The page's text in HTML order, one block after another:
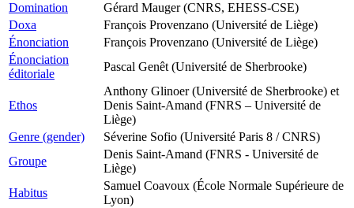
Domination
Gérard Mauger (CNRS, EHESS-CSE)
Doxa
François Provenzano (Université de Liège)
Énonciation
François Provenzano (Université de Liège)
Énonciation
éditoriale
Pascal Genêt (Université de Sherbrooke)
Ethos
Anthony Glinoer (Université de Sherbrooke) et
Denis Saint-Amand (FNRS – Université de
Liège)
Genre (gender)
Séverine Sofio (Université Paris 8 / CNRS)
Groupe
Denis Saint-Amand (FNRS - Université de
Liège)
Habitus
Samuel Coavoux (École Normale Supérieure de
Lyon)